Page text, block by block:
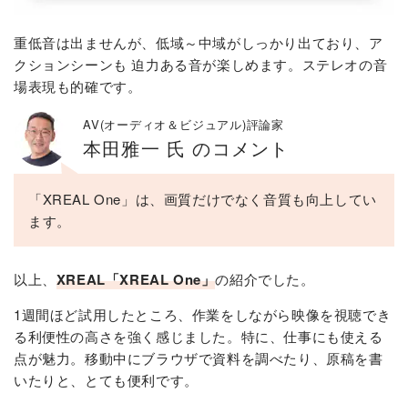
重低音は出ませんが、低域～中域がしっかり出ており、ア
クションシーンも 迫力ある音が楽しめます。ステレオの音
場表現も的確です。
AV(オーディオ＆ビジュアル)評論家
本田雅一 氏 のコメント
「XREAL One」は、画質だけでなく音質も向上してい
ます。
以上、 XREAL「XREAL One」の紹介でした。
1週間ほど試用したところ、作業をしながら映像を視聴でき
る利便性の高さを強く感じました。特に、仕事にも使える
点が魅力。移動中にブラウザで資料を調べたり、原稿を書
いたりと、とても便利です。